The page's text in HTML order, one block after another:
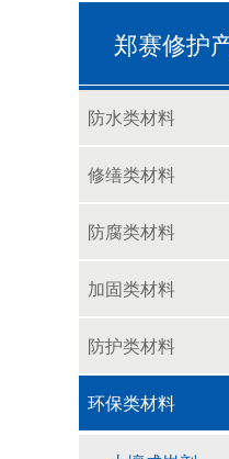
郑赛修护
防水类材料
修缮类材料
防腐类材料
加固类材料
防护类材料
环保类材料